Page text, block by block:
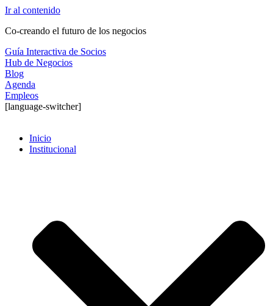
Ir al contenido
Co-creando el futuro de los negocios
Guía Interactiva de Socios
Hub de Negocios
Blog
Agenda
Empleos
[language-switcher]
Inicio
Institucional